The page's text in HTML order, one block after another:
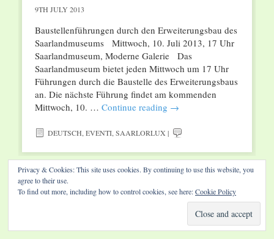
9TH JULY 2013
Baustellenführungen durch den Erweiterungsbau des
Saarlandmuseums Mittwoch, 10. Juli 2013, 17 Uhr
Saarlandmuseum, Moderne Galerie Das
Saarlandmuseum bietet jeden Mittwoch um 17 Uhr
Führungen durch die Baustelle des Erweiterungsbaus
an. Die nächste Führung findet am kommenden
Mittwoch, 10. … Continue reading →
DEUTSCH,EVENTI,SAARLORLUX |
Website by Diamond Visions
Privacy & Cookies: This site uses cookies. By continuing to use this website, you
agree to their use.
To find out more, including how to control cookies, see here:Cookie Policy